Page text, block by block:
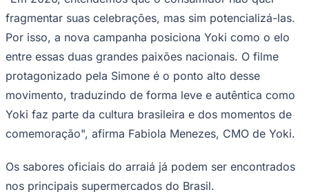
em TV aberta focado na praça do Rio de Janeiro, além
de conteúdos animados e estáticos em OOH. No
Nordeste, praças estratégicas como Caruaru, Campina
Grande e Petrolina recebem um plano regionalizado com
inserções em rádios, ações promocionais e carros de
som.
O plano contempla ainda uma forte presença de
influenciadores para gerar conversas em torno da "festa
em dobro", além de patrocínios estratégicos em grandes